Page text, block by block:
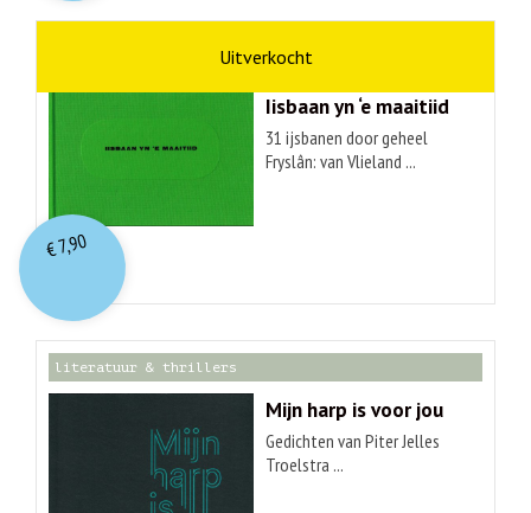
Iisbaan yn ‘e maaitiid
31 ijsbanen door geheel
Fryslân: van Vlieland ...
€7,90
literatuur & thrillers
Mijn harp is voor jou
Gedichten van Piter Jelles
Troelstra ...